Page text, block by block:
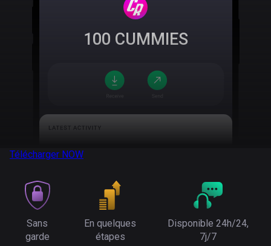
100 CUMMIES
Télécharger NOW
Sans
garde
En quelques
étapes
Disponible 24h/24,
7j/7